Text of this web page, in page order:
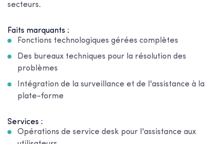
secteurs.
Faits marquants :
Fonctions technologiques gérées complètes
Des bureaux techniques pour la résolution des
problèmes
Intégration de la surveillance et de l'assistance à la
plate-forme
Services :
Opérations de service desk pour l'assistance aux